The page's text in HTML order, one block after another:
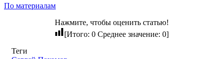
По материалам
Нажмите, чтобы оценить статью!
[Итого: 0 Среднее значение: 0]
Теги